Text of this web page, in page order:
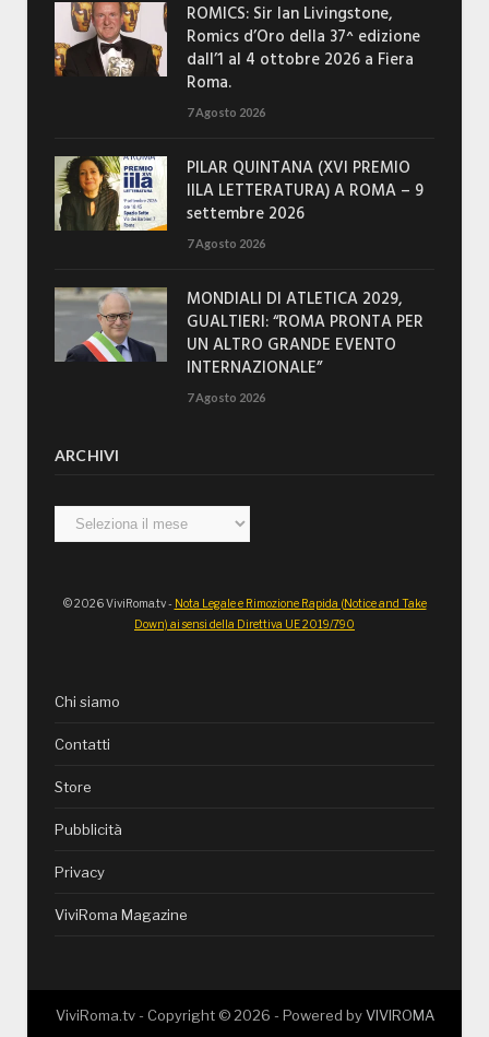
ROMICS: Sir Ian Livingstone,
Romics d’Oro della 37^ edizione
dall’1 al 4 ottobre 2026 a Fiera
Roma.
7 Agosto 2026
PILAR QUINTANA (XVI PREMIO
IILA LETTERATURA) A ROMA – 9
settembre 2026
7 Agosto 2026
MONDIALI DI ATLETICA 2029,
GUALTIERI: “ROMA PRONTA PER
UN ALTRO GRANDE EVENTO
INTERNAZIONALE”
7 Agosto 2026
ARCHIVI
Archivi
© 2026 ViviRoma.tv - Nota Legale e Rimozione Rapida (Notice and Take
Down) ai sensi della Direttiva UE 2019/790
Chi siamo
Contatti
Store
Pubblicità
Privacy
ViviRoma Magazine
ViviRoma.tv - Copyright © 2026 - Powered byVIVIROMA